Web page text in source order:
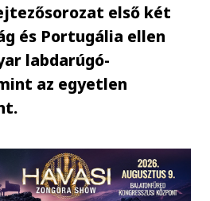
első két
és Portugália ellen
labdarúgó-
az egyetlen